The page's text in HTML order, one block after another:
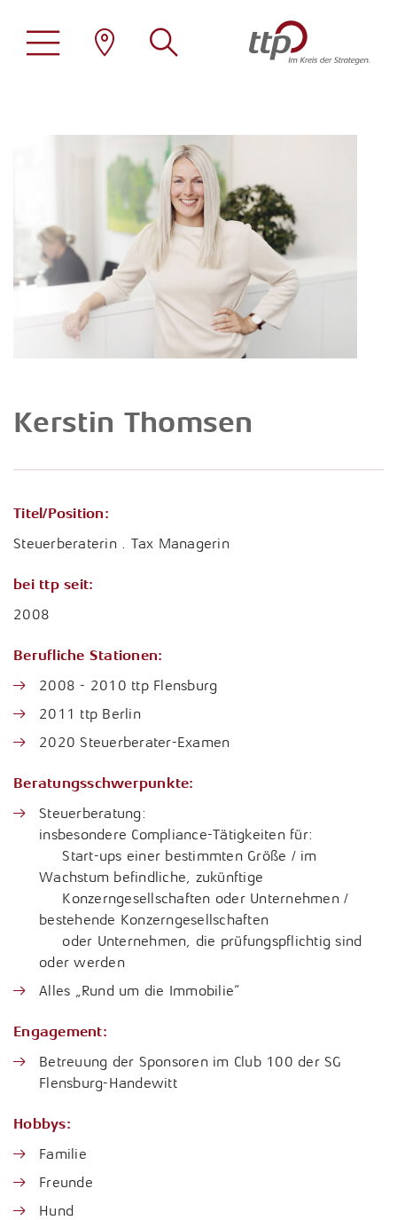
Kerstin Thomsen
Titel/Position:
Steuerberaterin . Tax Managerin
bei ttp seit:
2008
Berufliche Stationen:
2008 - 2010 ttp Flensburg
2011 ttp Berlin
2020 Steuerberater-Examen
Beratungsschwerpunkte:
Steuerberatung:
insbesondere Compliance-Tätigkeiten für:
Start-ups einer bestimmten Größe / im
Wachstum befindliche, zukünftige
Konzerngesellschaften oder Unternehmen /
bestehende Konzerngesellschaften
oder Unternehmen, die prüfungspflichtig sind
oder werden
Alles „Rund um die Immobilie“
Engagement:
Betreuung der Sponsoren im Club 100 der SG
Flensburg-Handewitt
Hobbys:
Familie
Freunde
Hund
Stellenangebote
ttp als Arbeitgeber
Familienfreundlichkeit
Standorte
Karrierechancen
Übersicht
Steuerberatung
Wirtschaftsprüfung
Unternehmensberatung
Family Office
Erneuerbare Energien
Internationales Steuerrecht
Lohn- und Gehaltsabrechnung
Konzerne und Großkunden / ttp GTS
Nachhaltigkeitsberichterstattung
Öffentlicher Sektor
Restrukturierung und Sanierung
Sozial- und Gesundheitswesen
Start-Up-Betreuung / ttpreneur
Steuerstrafrecht
Tax Compliance / Verfahrensdokumentation
Unternehmensnachfolge
Vermögensnachfolge
Vermögensplanung
Wissensdatenbank
Jubiläum